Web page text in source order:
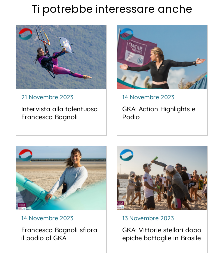
Ti potrebbe interessare anche
21 Novembre 2023
Intervista alla talentuosa
Francesca Bagnoli
14 Novembre 2023
GKA: Action Highlights e
Podio
14 Novembre 2023
Francesca Bagnoli sfiora
il podio al GKA
13 Novembre 2023
GKA: Vittorie stellari dopo
epiche battaglie in Brasile